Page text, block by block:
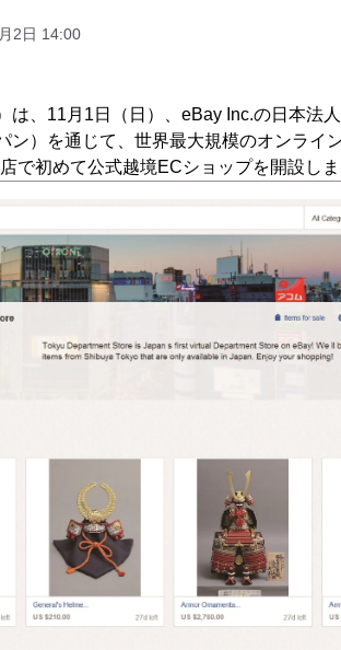
2日 14:00
は、11月1日（日）、eBay Inc.の日本法
ン）を通じて、世界最大規模のオンライ
で初めて公式越境ECショップを開設し